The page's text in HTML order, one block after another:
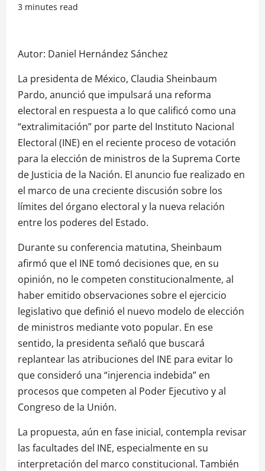
3 minutes read
Autor: Daniel Hernández Sánchez
La presidenta de México, Claudia Sheinbaum
Pardo, anunció que impulsará una reforma
electoral en respuesta a lo que calificó como una
“extralimitación” por parte del Instituto Nacional
Electoral (INE) en el reciente proceso de votación
para la elección de ministros de la Suprema Corte
de Justicia de la Nación. El anuncio fue realizado en
el marco de una creciente discusión sobre los
límites del órgano electoral y la nueva relación
entre los poderes del Estado.
Durante su conferencia matutina, Sheinbaum
afirmó que el INE tomó decisiones que, en su
opinión, no le competen constitucionalmente, al
haber emitido observaciones sobre el ejercicio
legislativo que definió el nuevo modelo de elección
de ministros mediante voto popular. En ese
sentido, la presidenta señaló que buscará
replantear las atribuciones del INE para evitar lo
que consideró una “injerencia indebida” en
procesos que competen al Poder Ejecutivo y al
Congreso de la Unión.
La propuesta, aún en fase inicial, contempla revisar
las facultades del INE, especialmente en su
interpretación del marco constitucional. También